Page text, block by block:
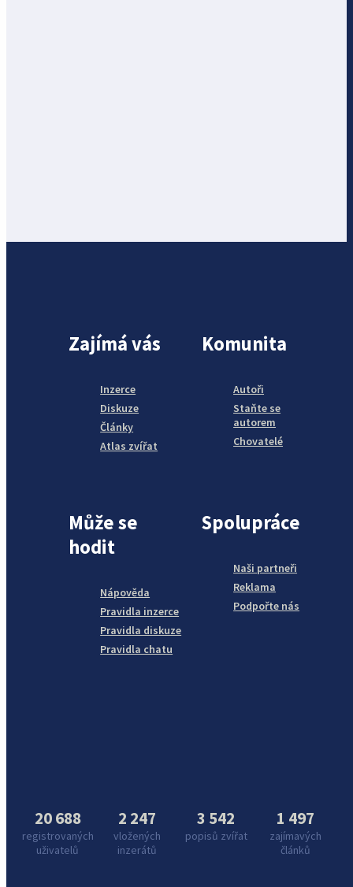
Zajímá vás
Inzerce
Diskuze
Články
Atlas zvířat
Komunita
Autoři
Staňte se
autorem
Chovatelé
Může se
hodit
Nápověda
Pravidla inzerce
Pravidla diskuze
Pravidla chatu
Spolupráce
Naši partneři
Reklama
Podpořte nás
20 688
registrovaných
uživatelů
2 247
vložených
inzerátů
3 542
popisů zvířat
1 497
zajímavých
článků